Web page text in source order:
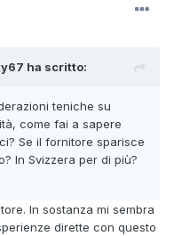
ha scritto:
teniche su
come fai a sapere
Se il fornitore sparisce
In Svizzera per di più?
In sostanza mi sembra
dirette con questo